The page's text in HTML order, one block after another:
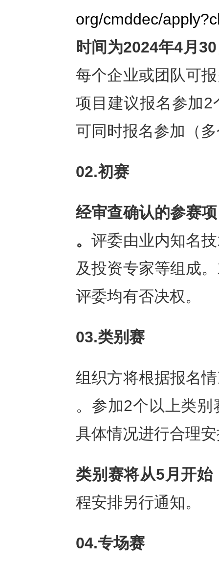
org/cmddec/
时间为2024年4月
每个企业或团队可
项目建议报名参加
可同时报名参加（
02.初赛
经审查确认的参赛
。评委由业内知名
及投资专家等组成
评委均有否决权。
03.类别赛
组织方将根据报名
。参加2个以上类
具体情况进行合理
类别赛将从5月开始
程安排另行通知。
04.专场赛